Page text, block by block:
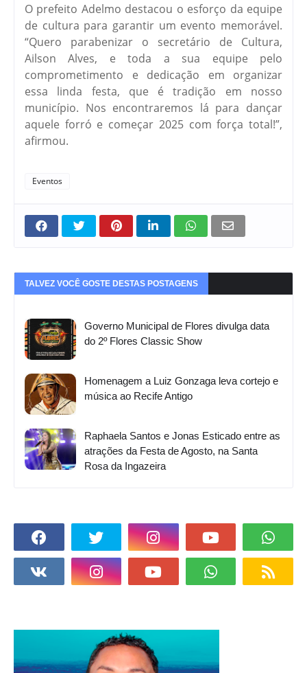
O prefeito Adelmo destacou o esforço da equipe
de cultura para garantir um evento memorável.
“Quero parabenizar o secretário de Cultura,
Ailson Alves, e toda a sua equipe pelo
comprometimento e dedicação em organizar
essa linda festa, que é tradição em nosso
município. Nos encontraremos lá para dançar
aquele forró e começar 2025 com força total!”,
afirmou.
Eventos
TALVEZ VOCÊ GOSTE DESTAS POSTAGENS
Governo Municipal de Flores divulga data
do 2º Flores Classic Show
Homenagem a Luiz Gonzaga leva cortejo e
música ao Recife Antigo
Raphaela Santos e Jonas Esticado entre as
atrações da Festa de Agosto, na Santa
Rosa da Ingazeira